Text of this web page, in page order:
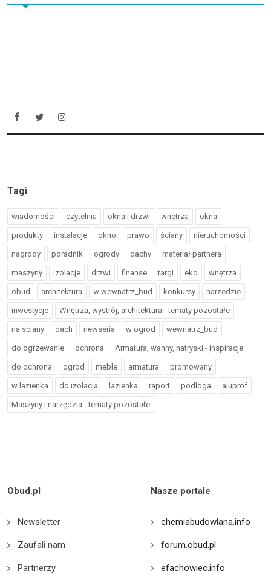
Tagi
wiadomości czytelnia okna i drzwi wnetrza okna
produkty instalacje okno prawo ściany nieruchomości
nagrody poradnik ogrody dachy materiał partnera
maszyny izolacje drzwi finanse targi eko wnętrza
obud architektura w wewnatrz_bud konkursy narzedzie
inwestycje Wnętrza, wystrój, architektura - tematy pozostałe
na sciany dach newseria w ogrod wewnatrz_bud
do ogrzewanie ochrona Armatura, wanny, natryski - inspiracje
do ochrona ogrod meble armatura promowany
w lazienka do izolacja lazienka raport podloga aluprof
Maszyny i narzędzia - tematy pozostałe
Obud.pl
Newsletter
Zaufali nam
Partnerzy
Nasze portale
chemiabudowlana.info
forum.obud.pl
efachowiec.info